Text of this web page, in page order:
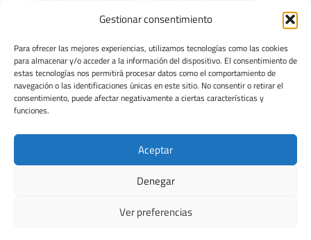
Gestionar consentimiento
Para ofrecer las mejores experiencias, utilizamos tecnologías como las cookies
para almacenar y/o acceder a la información del dispositivo. El consentimiento de
estas tecnologías nos permitirá procesar datos como el comportamiento de
navegación o las identificaciones únicas en este sitio. No consentir o retirar el
consentimiento, puede afectar negativamente a ciertas características y
funciones.
Aceptar
Denegar
Ver preferencias